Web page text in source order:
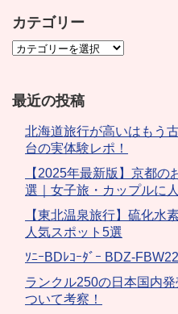
カテゴリー
最近の投稿
北海道旅行が高いはもう
台の実体験レポ！
【2025年最新版】京都
選｜女子旅・カップルに
【東北温泉旅行】硫化水
人気スポット5選
ｿﾆｰBDﾚｺｰﾀﾞｰ BDZ-
ランクル250の日本国内
ついて考察！